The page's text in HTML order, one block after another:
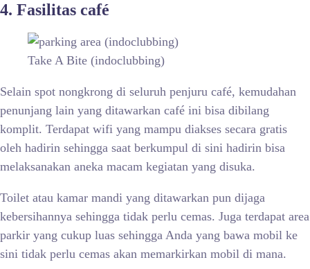
4. Fasilitas café
Take A Bite (indoclubbing)
Selain spot nongkrong di seluruh penjuru café, kemudahan
penunjang lain yang ditawarkan café ini bisa dibilang
komplit. Terdapat wifi yang mampu diakses secara gratis
oleh hadirin sehingga saat berkumpul di sini hadirin bisa
melaksanakan aneka macam kegiatan yang disuka.
Toilet atau kamar mandi yang ditawarkan pun dijaga
kebersihannya sehingga tidak perlu cemas. Juga terdapat area
parkir yang cukup luas sehingga Anda yang bawa mobil ke
sini tidak perlu cemas akan memarkirkan mobil di mana.